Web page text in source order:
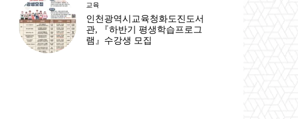
교육
인천광역시교육청화도진도서
관, 『하반기 평생학습프로그
램』수강생 모집